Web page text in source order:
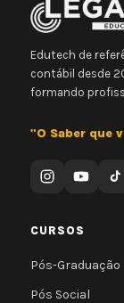
Edutech de
contábil desde
formando
"O Saber que
CURSOS
Pós-Graduação
Pós Social